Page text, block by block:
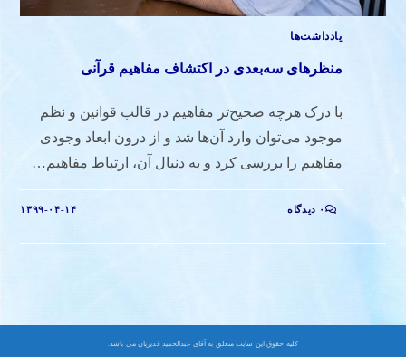
یادداشت‌ها
منظرهای سه‌بعدی در اکتشاف مفاهیم قرآنی
با درک هرچه صحیح‌‌تر مفاهیم در قالب قوانین و نظم
موجود می‌‌توان وارد آن‌ها شد و از درون ابعاد وجودی
مفاهیم را بررسی کرد و به دنبال آن، ارتباط مفاهیم…
۰ دیدگاه ۱۳۹۹-۰۴-۱۴
کلیه حقوق این سایت متعلق به آقای عبدالحمید قدیریان می باشد.